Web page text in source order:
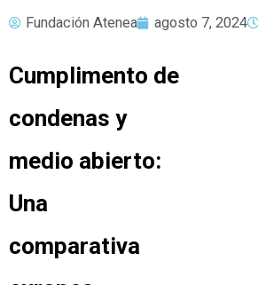
Fundación Atenea agosto 7, 2024
Cumplimento de
condenas y
medio abierto:
Una
comparativa